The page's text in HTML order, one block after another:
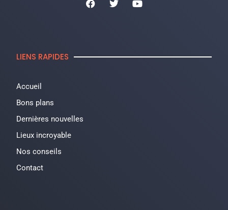
LIENS RAPIDES
Accueil
Bons plans
Dernières nouvelles
Lieux incroyable
Nos conseils
Contact